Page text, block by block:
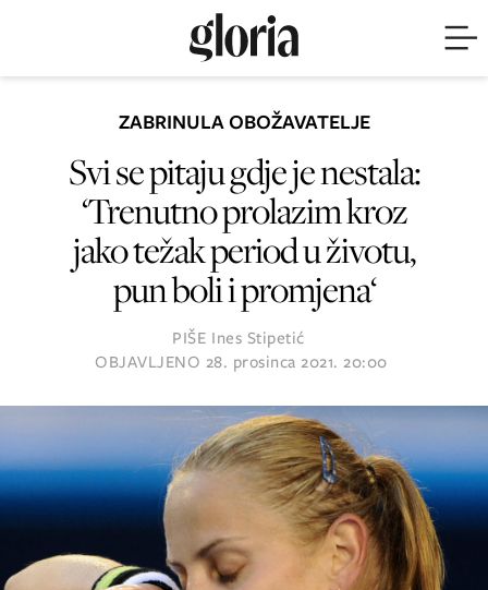
ZABRINULA OBOŽAVATELJE
Svi se pitaju gdje je nestala:
‘Trenutno prolazim kroz
jako težak period u životu,
pun boli i promjena‘
PIŠE Ines Stipetić
OBJAVLJENO 28. prosinca 2021. 20:00